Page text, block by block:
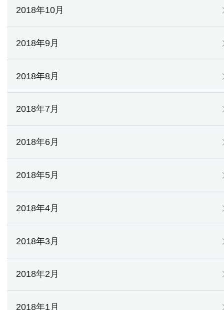
2018年10月
2018年9月
2018年8月
2018年7月
2018年6月
2018年5月
2018年4月
2018年3月
2018年2月
2018年1月